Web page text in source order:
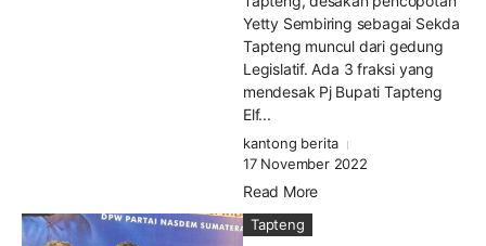
Yetty Sembiring sebagai Sekda
Tapteng muncul dari gedung
Legislatif. Ada 3 fraksi yang
mendesak Pj Bupati Tapteng
Elf...
kantong berita
17 November 2022
Read More
Tapteng